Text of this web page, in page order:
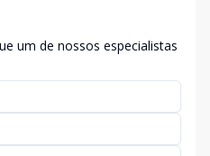
um de nossos especialistas